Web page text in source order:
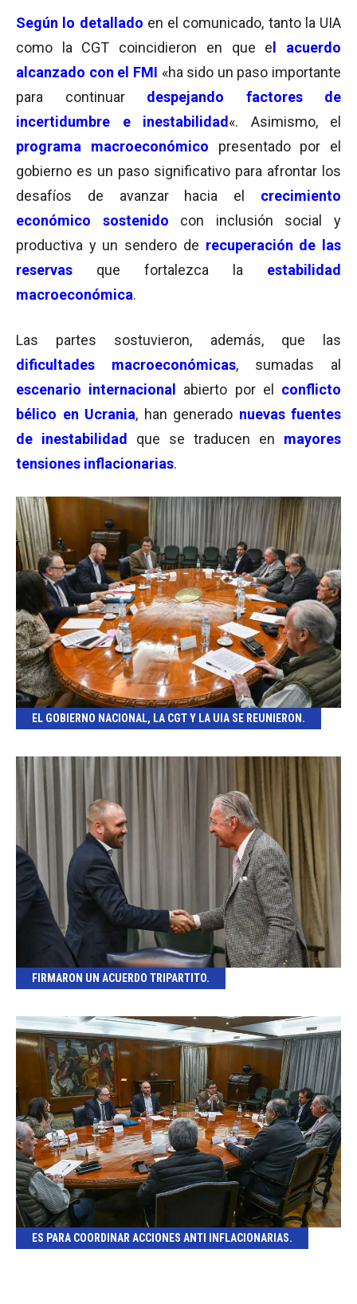
Según lo detallado en el comunicado, tanto la UIA
como la CGT coincidieron en que e l acuerdo
alcanzado con el FMI «ha sido un paso importante
para continuar despejando factores de
incertidumbre e inestabilidad «. Asimismo, el
programa macroeconómico presentado por el
gobierno es un paso significativo para afrontar los
desafíos de avanzar hacia el crecimiento
económico sostenido con inclusión social y
productiva y un sendero de recuperación de las
reservas que fortalezca la estabilidad
macroeconómica.
Las partes sostuvieron, además, que las
dificultades macroeconómicas, sumadas al
escenario internacional
abierto por el conflicto
bélico en Ucrania, han generado nuevas fuentes
de inestabilidad
que se traducen en mayores
tensiones inflacionarias.
EL GOBIERNO NACIONAL, LA CGT Y LA UIA SE REUNIERON.
FIRMARON UN ACUERDO TRIPARTITO.
ES PARA COORDINAR ACCIONES ANTI INFLACIONARIAS.